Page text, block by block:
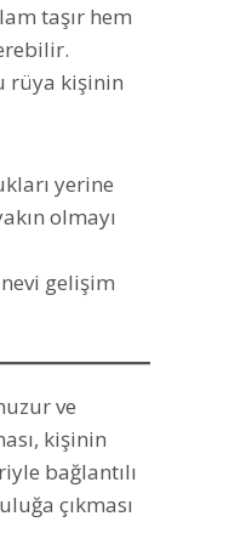
taşır hem
rüya kişinin
yerine
olmayı
gelişim
ve
kişinin
bağlantılı
çıkması